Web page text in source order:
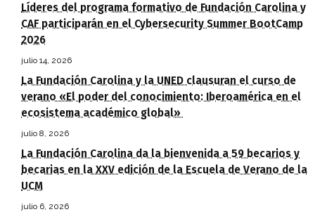
Líderes del programa formativo de Fundación Carolina y
CAF participarán en el Cybersecurity Summer BootCamp
2026
julio 14, 2026
La Fundación Carolina y la UNED clausuran el curso de
verano «El poder del conocimiento: Iberoamérica en el
ecosistema académico global»
julio 8, 2026
La Fundación Carolina da la bienvenida a 59 becarios y
becarias en la XXV edición de la Escuela de Verano de la
UCM
julio 6, 2026